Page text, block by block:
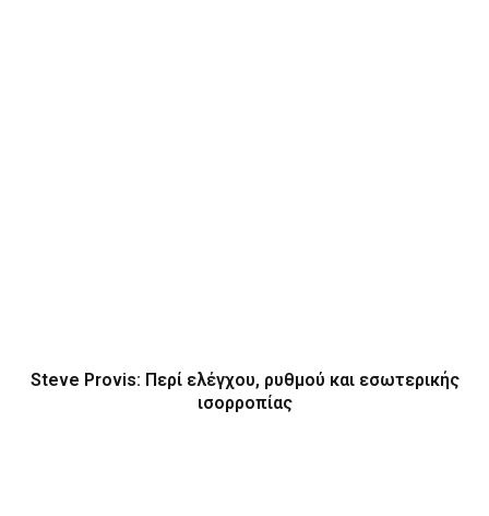
Steve Provis: Περί ελέγχου, ρυθμού και εσωτερικής
ισορροπίας